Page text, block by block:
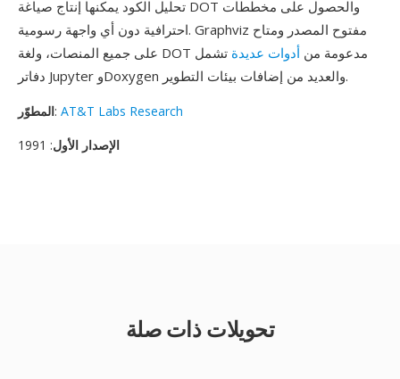
تحليل الكود يمكنها إنتاج صياغة DOT والحصول على مخططات
احترافية دون أي واجهة رسومية. Graphviz مفتوح المصدر ومتاح
على جميع المنصات، ولغة DOT مدعومة من أدوات عديدة تشمل
دفاتر Jupyter وDoxygen والعديد من إضافات بيئات التطوير.
المطوّر: AT&T Labs Research
الإصدار الأول: 1991
تحويلات ذات صلة